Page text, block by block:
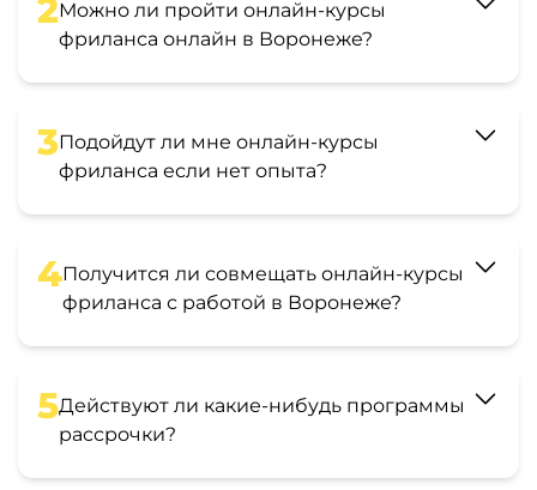
2Можно ли пройти онлайн-курсы
фриланса онлайн в Воронеже?
3Подойдут ли мне онлайн-курсы
фриланса если нет опыта?
4Получится ли совмещать онлайн-курсы
фриланса с работой в Воронеже?
5Действуют ли какие-нибудь программы
рассрочки?